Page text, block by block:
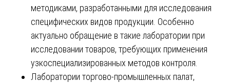
методиками, разработанными для исследования
специфических видов продукции. Особенно
актуально обращение в такие лаборатории при
исследовании товаров, требующих применения
узкоспециализированных методов контроля.
Лаборатории торгово-промышленных палат,